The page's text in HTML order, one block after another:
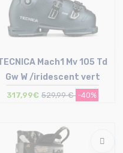
26 cm
Mach1 Mv 105 Td
Gw W /iridescent vert
317,99€ 529,99 € -40%